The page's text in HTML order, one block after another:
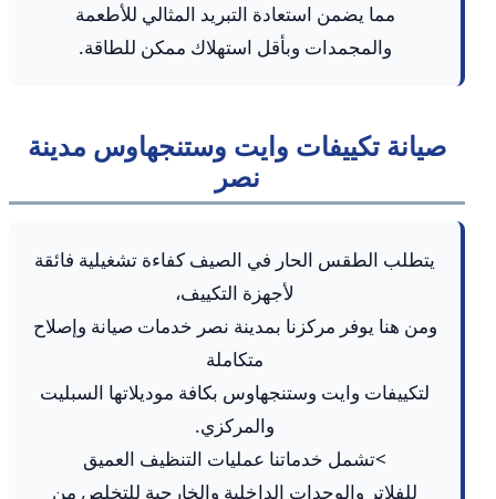
مما يضمن استعادة التبريد المثالي للأطعمة
والمجمدات وبأقل استهلاك ممكن للطاقة.
صيانة تكييفات وايت وستنجهاوس مدينة
نصر
يتطلب الطقس الحار في الصيف كفاءة تشغيلية فائقة
لأجهزة التكييف،
ومن هنا يوفر مركزنا بمدينة نصر خدمات صيانة وإصلاح
متكاملة
لتكييفات وايت وستنجهاوس بكافة موديلاتها السبليت
والمركزي.
>تشمل خدماتنا عمليات التنظيف العميق
للفلاتر والوحدات الداخلية والخارجية للتخلص من